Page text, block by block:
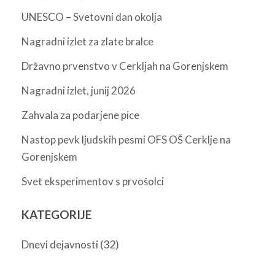
UNESCO – Svetovni dan okolja
Nagradni izlet za zlate bralce
Državno prvenstvo v Cerkljah na Gorenjskem
Nagradni izlet, junij 2026
Zahvala za podarjene pice
Nastop pevk ljudskih pesmi OFS OŠ Cerklje na
Gorenjskem
Svet eksperimentov s prvošolci
KATEGORIJE
Dnevi dejavnosti (32)